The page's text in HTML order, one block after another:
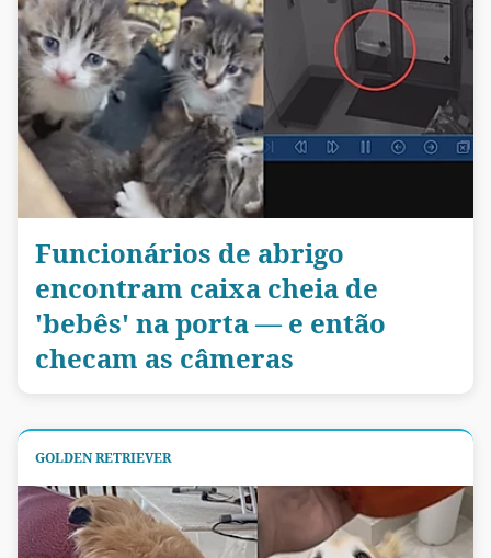
Funcionários de abrigo
encontram caixa cheia de
'bebês' na porta — e então
checam as câmeras
GOLDEN RETRIEVER